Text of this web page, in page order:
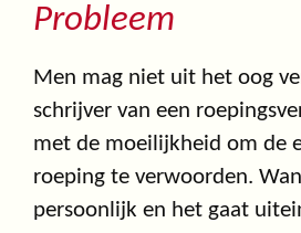
Probleem
Men mag niet uit het oog
schrijver van een
met de moeilijkheid om de
roeping te verwoorden.
persoonlijk en het gaat